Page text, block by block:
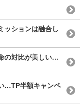
ッションは融合し
の対比が美しい…
…TP半額キャンペ